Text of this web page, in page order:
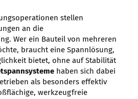
stellen
an die
Wer ein Bauteil von mehreren
braucht eine Spannlösung,
bietet, ohne auf Stabilität
haben sich dabei
als besonders effektiv
werkzeugfreie